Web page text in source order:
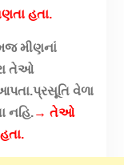
હતા.
મીણનાં
તેઓ
વેળા
નહિ.→ તેઓ